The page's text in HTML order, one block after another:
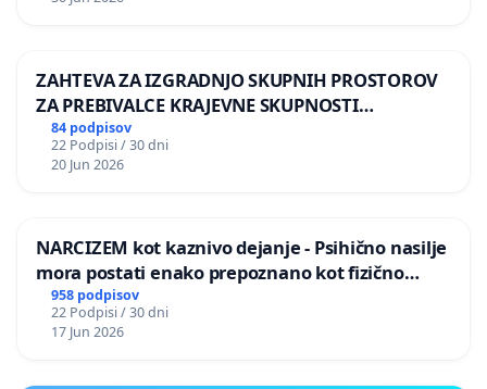
ZAHTEVA ZA IZGRADNJO SKUPNIH PROSTOROV
ZA PREBIVALCE KRAJEVNE SKUPNOSTI
PRESTRANEK
84 podpisov
22 Podpisi / 30 dni
20 Jun 2026
NARCIZEM kot kaznivo dejanje - Psihično nasilje
mora postati enako prepoznano kot fizično
nasilje
958 podpisov
22 Podpisi / 30 dni
17 Jun 2026